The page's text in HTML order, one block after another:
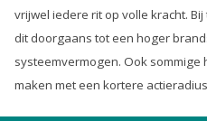
vrijwel iedere rit op volle kracht.
dit doorgaans tot een hoger
systeemvermogen. Ook
maken met een kortere